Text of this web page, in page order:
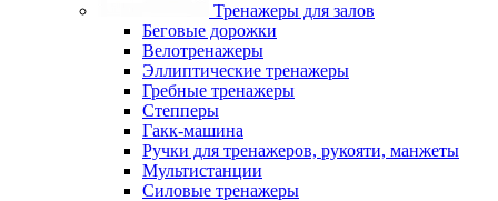
Тренажеры для залов
Беговые дорожки
Велотренажеры
Эллиптические тренажеры
Гребные тренажеры
Степперы
Гакк-машина
Ручки для тренажеров, рукояти, манжеты
Мультистанции
Силовые тренажеры